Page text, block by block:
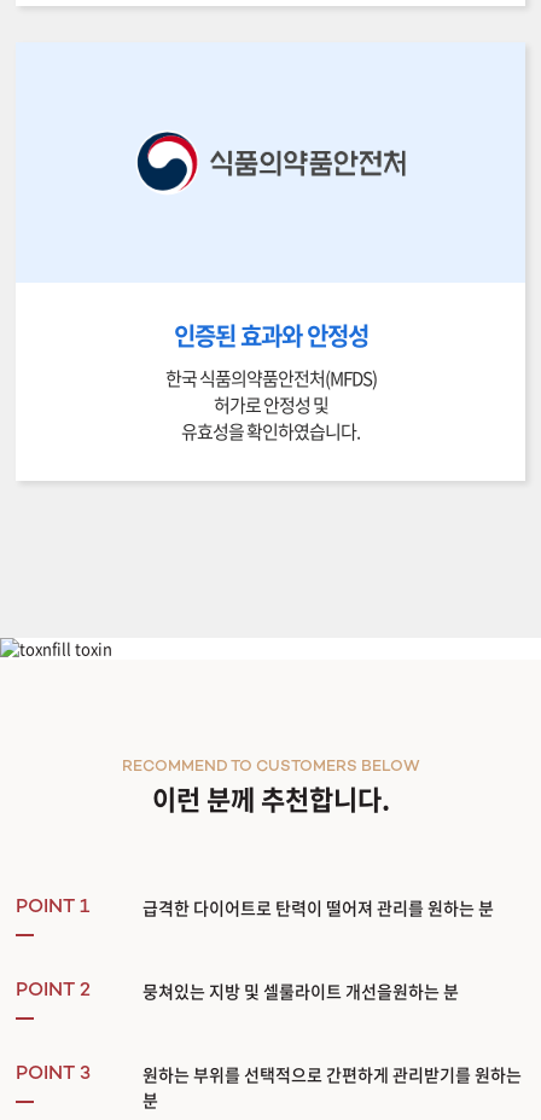
인증된 효과와 안정성
한국 식품의약품안전처(MFDS)
허가로 안정성 및
유효성을 확인하였습니다.
이런 분께 추천합니다.
RECOMMEND TO CUSTOMERS BELOW
POINT 1 급격한 다이어트로 탄력이 떨어져 관리를 원하는 분
POINT 2 뭉쳐있는 지방 및 셀룰라이트 개선을원하는 분
POINT 3
원하는 부위를 선택적으로 간편하게 관리받기를 원하는
분